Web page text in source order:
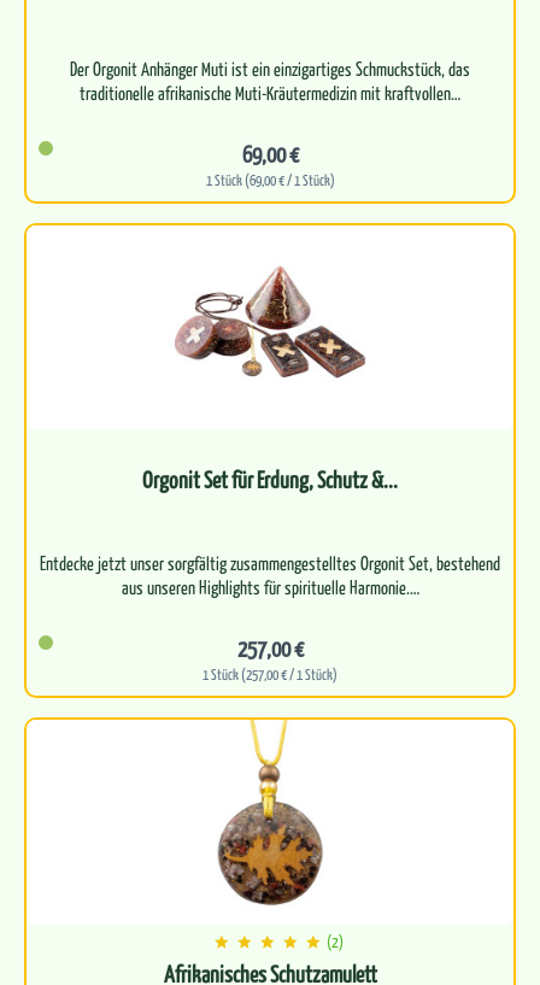
Der Orgonit Anhänger Muti ist ein einzigartiges Schmuckstück, das
69,00 €
1 Stück (69,00 € / 1 Stück)
Orgonit Set für Erdung, Schutz &...
Entdecke jetzt unser sorgfältig zusammengestelltes Orgonit Set, bestehend
aus unseren Highlights für spirituelle Harmonie.…
257,00 €
1 Stück (257,00 € / 1 Stück)
(2)
Afrikanisches Schutzamulett